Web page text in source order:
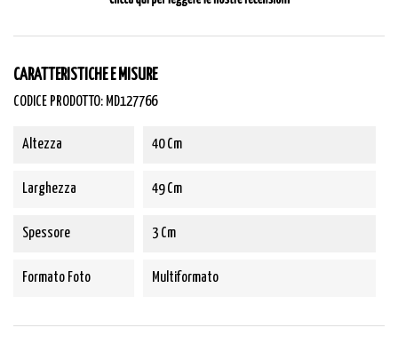
CARATTERISTICHE E MISURE
CODICE PRODOTTO: MD127766
Altezza 40 Cm
Larghezza 49 Cm
Spessore 3 Cm
Formato Foto Multiformato